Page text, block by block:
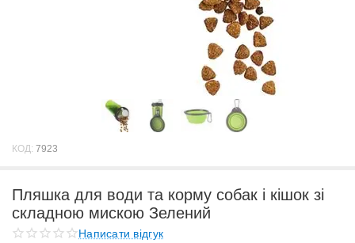
КОД: 7923
Пляшка для води та корму собак і кішок зі
складною мискою Зелений
Написати відгук